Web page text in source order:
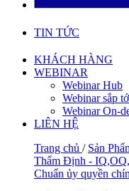
TIN TỨC
KHÁCH HÀNG
WEBINAR
Webinar Hub
Webinar sắp
Webinar On-
LIÊN HỆ
Trang chủ / Sản
Thẩm Định -
Chuẩn ủy quyền